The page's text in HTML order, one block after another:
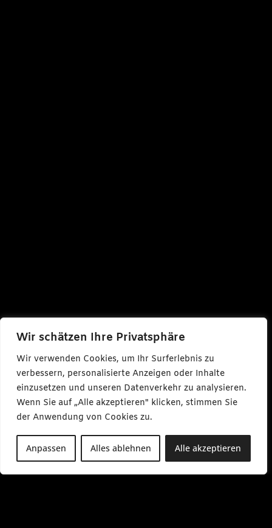
Wir schätzen Ihre Privatsphäre
Wir verwenden Cookies, um Ihr Surferlebnis zu
verbessern, personalisierte Anzeigen oder Inhalte
einzusetzen und unseren Datenverkehr zu analysieren.
Wenn Sie auf „Alle akzeptieren" klicken, stimmen Sie
der Anwendung von Cookies zu.
Anpassen Alles ablehnen Alle akzeptieren